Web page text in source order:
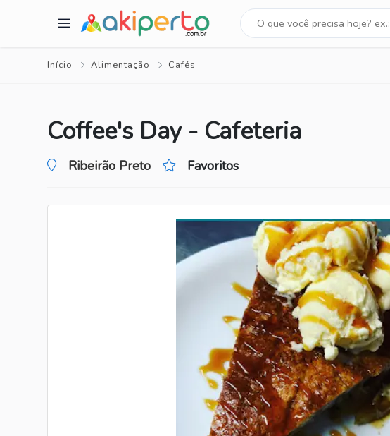
Início Alimentação Cafés
Coffee's Day - Cafeteria
Ribeirão Preto Favoritos